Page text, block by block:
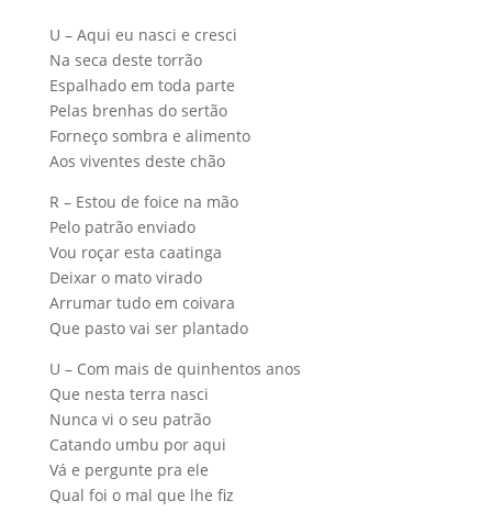
U – Aqui eu nasci e cresci
Na seca deste torrão
Espalhado em toda parte
Pelas brenhas do sertão
Forneço sombra e alimento
Aos viventes deste chão
R – Estou de foice na mão
Pelo patrão enviado
Vou roçar esta caatinga
Deixar o mato virado
Arrumar tudo em coivara
Que pasto vai ser plantado
U – Com mais de quinhentos anos
Que nesta terra nasci
Nunca vi o seu patrão
Catando umbu por aqui
Vá e pergunte pra ele
Qual foi o mal que lhe fiz